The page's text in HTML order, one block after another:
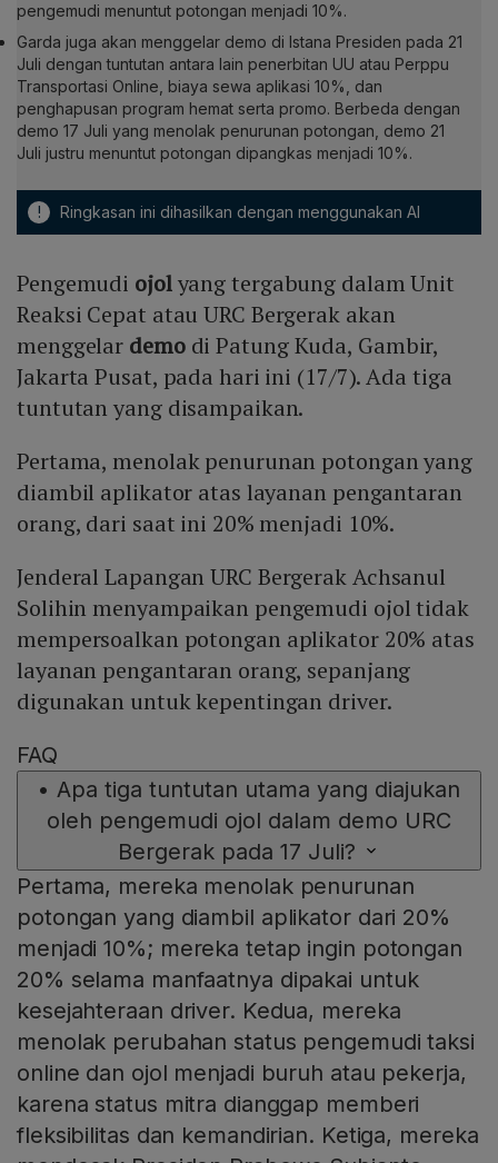
pengemudi menuntut potongan menjadi 10%.
Garda juga akan menggelar demo di Istana Presiden pada 21
Juli dengan tuntutan antara lain penerbitan UU atau Perppu
Transportasi Online, biaya sewa aplikasi 10%, dan
penghapusan program hemat serta promo. Berbeda dengan
demo 17 Juli yang menolak penurunan potongan, demo 21
Juli justru menuntut potongan dipangkas menjadi 10%.
! Ringkasan ini dihasilkan dengan menggunakan AI
Pengemudi ojolyang tergabung dalam Unit
Reaksi Cepat atau URC Bergerak akan
menggelar demodi Patung Kuda, Gambir,
Jakarta Pusat, pada hari ini (17/7). Ada tiga
tuntutan yang disampaikan.
Pertama, menolak penurunan potongan yang
diambil aplikator atas layanan pengantaran
orang, dari saat ini 20% menjadi 10%.
Jenderal Lapangan URC Bergerak Achsanul
Solihin menyampaikan pengemudi ojol tidak
mempersoalkan potongan aplikator 20% atas
layanan pengantaran orang, sepanjang
digunakan untuk kepentingan driver.
FAQ
• Apa tiga tuntutan utama yang diajukan
oleh pengemudi ojol dalam demo URC
Bergerak pada 17 Juli?
Pertama, mereka menolak penurunan
potongan yang diambil aplikator dari 20%
menjadi 10%; mereka tetap ingin potongan
20% selama manfaatnya dipakai untuk
kesejahteraan driver. Kedua, mereka
menolak perubahan status pengemudi taksi
online dan ojol menjadi buruh atau pekerja,
karena status mitra dianggap memberi
fleksibilitas dan kemandirian. Ketiga, mereka